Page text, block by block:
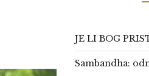
JE LI BOG
Sambandha: